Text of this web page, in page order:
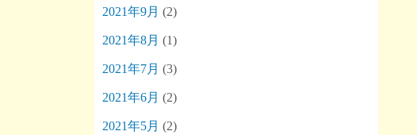
2021年9月 (2)
2021年8月 (1)
2021年7月 (3)
2021年6月 (2)
2021年5月 (2)